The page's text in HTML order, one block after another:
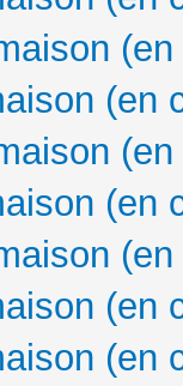
(en
(en
(en
(en